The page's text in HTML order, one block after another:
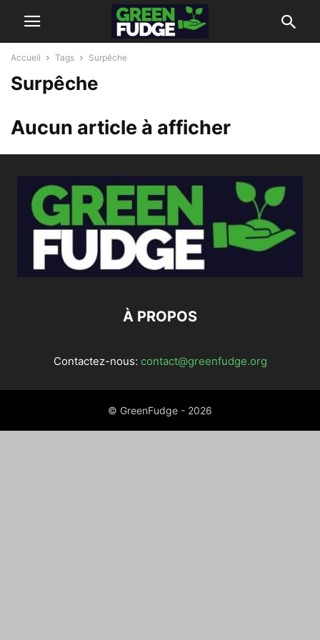
Accueil Tags Surpêche
Surpêche
Aucun article à afficher
À PROPOS
Contactez-nous: contact@greenfudge.org
© GreenFudge - 2026